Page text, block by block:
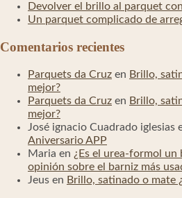
Devolver el brillo al parquet
Un parquet complicado de
Comentarios recientes
Parquets da Cruz en Brillo,
mejor?
Parquets da Cruz en Brillo,
mejor?
José ignacio Cuadrado iglesias
Aniversario APP
Maria en ¿Es el urea-formol un
opinión sobre el barniz más
Jeus en Brillo, satinado o mate